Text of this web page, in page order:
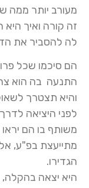
מעורב יותר ממה
זה קורה ואיך
לה להסביר את
הם סיכמו שכל
התנעה בה הוא
והיא תצטרך
לפני היציאה
משותף בו הם
מתייעצת בפ"ע,
הגדירו.
היא יצאה בהקלה,